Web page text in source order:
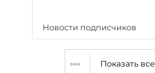
Новости подписчиков
Показать все